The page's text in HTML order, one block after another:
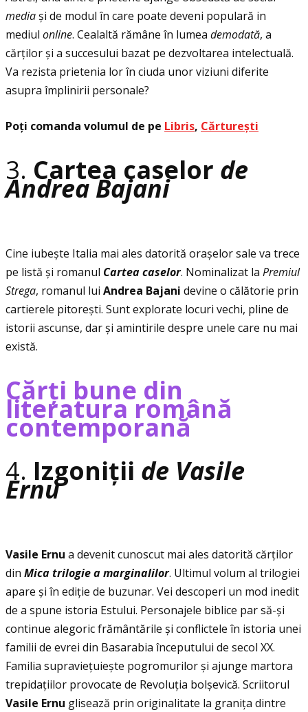
mediași de modul în care poate deveni populară in
mediul online. Cealaltă rămâne în lumea demodată, a
cărţilor și a succesului bazat pe dezvoltarea intelectuală.
Va rezista prietenia lor în ciuda unor viziuni diferite
asupra împlinirii personale?
Poţi comanda volumul de pe Libris, Cărturești
3. Cartea caselor de
Andrea Bajani
Cine iubește Italia mai ales datorită orașelor sale va trece
pe listă și romanul Cartea caselor. Nominalizat la Premiul
Strega, romanul lui Andrea Bajani devine o călătorie prin
cartierele pitorești. Sunt explorate locuri vechi, pline de
istorii ascunse, dar și amintirile despre unele care nu mai
există.
Cărţi bune din
literatura română
contemporană
4. Izgoniţii de Vasile
Ernu
Vasile Ernu a devenit cunoscut mai ales datorită cărţilor
din Mica trilogie a marginalilor. Ultimul volum al trilogiei
apare și în ediţie de buzunar. Vei descoperi un mod inedit
de a spune istoria Estului. Personajele biblice par să-și
continue alegoric frământările și conflictele în istoria unei
familii de evrei din Basarabia începutului de secol XX.
Familia supravieţuiește pogromurilor și ajunge martora
trepidaţiilor provocate de Revoluţia bolșevică. Scriitorul
Vasile Ernu glisează prin originalitate la graniţa dintre